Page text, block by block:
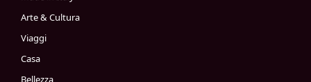
Arte & Cultura
Viaggi
Casa
Bellezza